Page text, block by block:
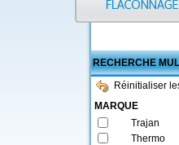
RECHERCHE
Réinitialiser
MARQUE
Trajan
Thermo